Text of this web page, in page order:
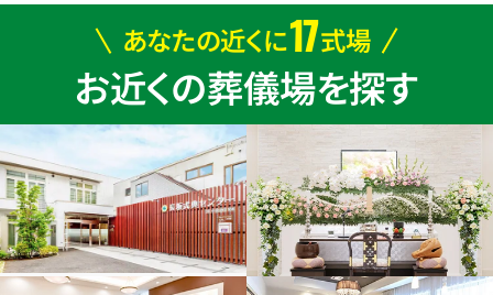
あなたの近くに17式場
お近くの葬儀場を探す